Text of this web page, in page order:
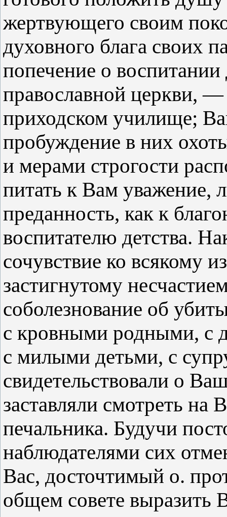
жертвующего своим
духовного блага своих
попечение о
православной церкви,
приходском училище;
пробуждение в них
и мерами строгости
питать к Вам уважение,
преданность, как к
воспитателю детства.
сочувствие ко всякому
застигнутому
соболезнование об
с кровными родными, с
с милыми детьми, с
свидетельствовали о
заставляли смотреть на
печальника. Будучи
наблюдателями сих
Вас, досточтимый о.
общем совете